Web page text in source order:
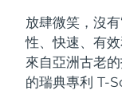
放肆微笑，沒
性、快速、有
來自亞洲古老
的瑞典專利 T-
面部清潔
比利時
百慕達